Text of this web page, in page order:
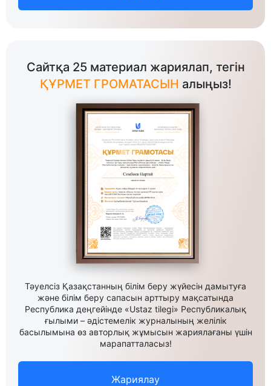
Сайтқа 25 материал жариялап, тегін
ҚҰРМЕТ ГРОМАТАСЫН алыңыз!
Тәуелсіз Қазақстанның білім беру жүйесін дамытуға
және білім беру сапасын арттыру мақсатында
Республика деңгейінде «Ustaz tilegi» Республикалық
ғылыми – әдістемелік журналының желілік
басылымына өз авторлық жұмысын жариялағаны үшін
марапатталасыз!
Жариялау